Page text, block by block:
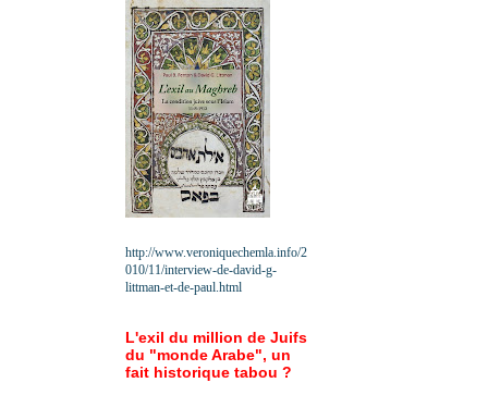
http://www.veroniquechemla.info/2
010/11/interview-de-david-g-
littman-et-de-paul.html
L'exil du million de Juifs
du "monde Arabe", un
fait historique tabou ?